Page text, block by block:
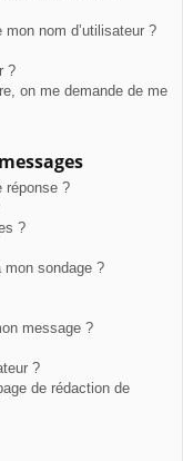
nom d’utilisateur ?
?
on me demande de me
réponse ?
?
mon sondage ?
message ?
?
de rédaction de